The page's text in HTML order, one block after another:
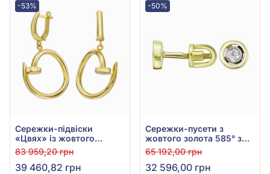
-53%
Сережки-підвіски
«Цвях» із жовтого
золота 585°, арт.
106874ж
83 959,20 грн
39 460,82 грн
-50%
Сережки-пусети з
жовтого золота 585° з
діамантами 0,09ct, арт.
702-943*
65 192,00 грн
32 596,00 грн